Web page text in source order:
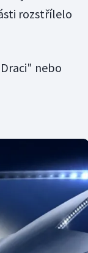
rozstřílelo
nebo